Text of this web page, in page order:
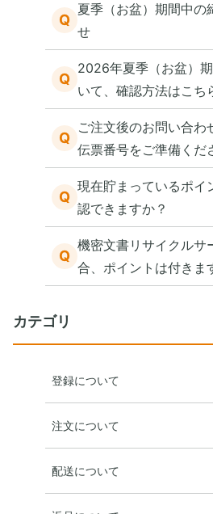
Q
夏季（お盆）期間中の
せ
Q
2026年夏季（お盆）
いて、確認方法はこち
Q
ご注文後のお問い合わ
伝票番号をご準備くだ
ら。
Q
現在貯まっているポイ
認できますか？
Q
機密文書リサイクルサ
合、ポイントは付きま
カテゴリ
登録について
注文について
配送について